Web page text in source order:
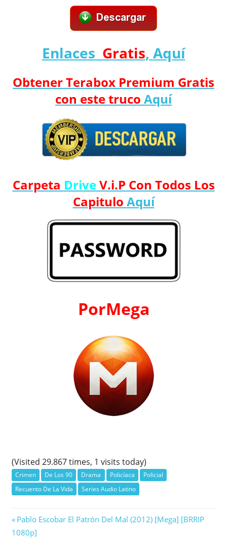
Enlaces Gratis, Aquí
Obtener Terabox Premium Gratis
con este truco Aquí
Carpeta DriveV.i.P Con Todos Los
Capitulo Aquí
PorMega
(Visited 29.867 times, 1 visits today)
Crimen De Los 90 Drama Policíaca
Policial
Recuento De La Vida
Series Audio Latino
Navegación
Previous
Post:
Pablo Escobar El Patrón Del Mal (2012) [Mega] [BRRIP
1080p]